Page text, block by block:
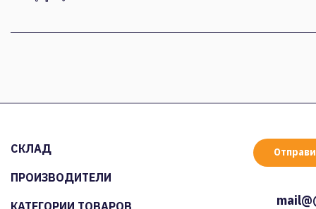
СКЛАД
ПРОИЗВОДИТЕЛИ
КАТЕГОРИИ ТОВАРОВ